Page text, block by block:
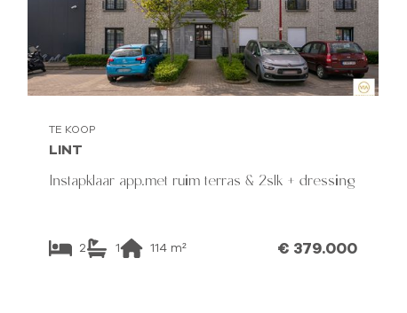
TE KOOP
LINT
Instapklaar app.met ruim terras & 2slk + dressing
2 1 114 m² € 379.000